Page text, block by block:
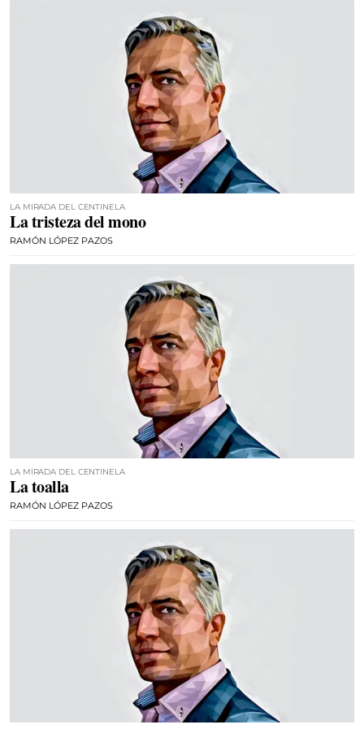
LA MIRADA DEL CENTINELA
La tristeza del mono
RAMÓN LÓPEZ PAZOS
LA MIRADA DEL CENTINELA
La toalla
RAMÓN LÓPEZ PAZOS